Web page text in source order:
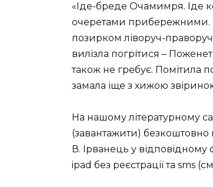
«Іде-бреде Очамимря. Іде
очеретами прибережними.
позирком ліворуч-
вилізла погрітися –
також не гребує. Помітила
замала іще з хижою
На нашому літературному
(завантажити)
В. Ірванець у
ipad без реєстрації та sms